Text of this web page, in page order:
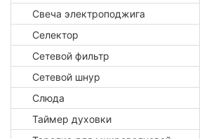
Свеча электроподжига
Селектор
Сетевой фильтр
Сетевой шнур
Слюда
Таймер духовки